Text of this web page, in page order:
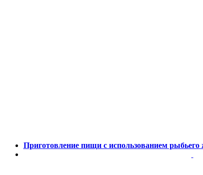
Приготовление пищи с использованием